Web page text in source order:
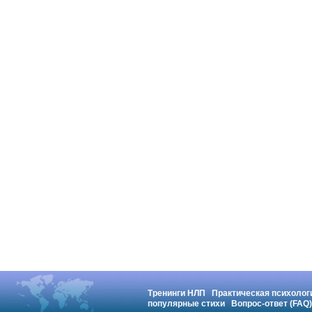
Тренинги НЛП
Практическая
популярные стихи
Вопрос-ответ (FAQ)